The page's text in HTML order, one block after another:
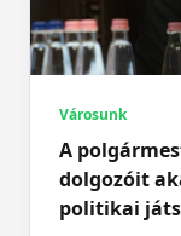
Városunk
A
dolgozóit
politikai